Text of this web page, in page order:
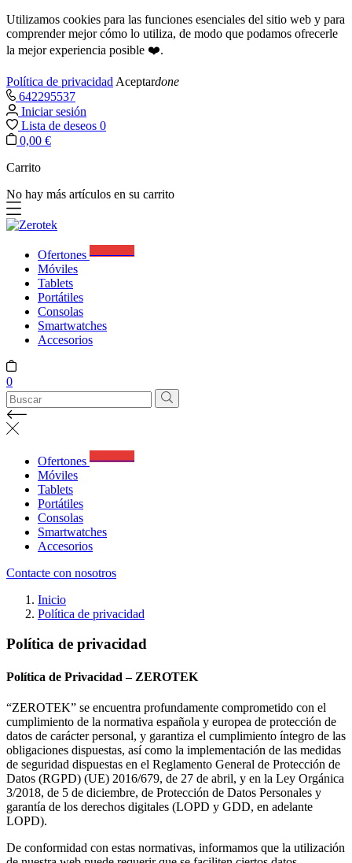
Utilizamos cookies para las funciones esenciales del sitio web y para
comprender mejor cómo lo utiliza, de modo que podamos ofrecerle
la mejor experiencia posible ❤️.
Política de privacidad Aceptardone
642295537
Iniciar sesión
Lista de deseos 0
0,00 €
Carrito
No hay más artículos en su carrito
Ofertones
Móviles
Tablets
Portátiles
Consolas
Smartwatches
Accesorios
0
Ofertones
Móviles
Tablets
Portátiles
Consolas
Smartwatches
Accesorios
Contacte con nosotros
Inicio
Política de privacidad
Política de privacidad
Política de Privacidad – ZEROTEK
“ZEROTEK” se encuentra profundamente comprometido con el
cumplimiento de la normativa española y europea de protección de
datos de carácter personal, y garantiza el cumplimiento íntegro de las
obligaciones dispuestas, así como la implementación de las medidas
de seguridad dispuestas en el Reglamento General de Protección de
Datos (RGPD) (UE) 2016/679, de 27 de abril, y en la Ley Orgánica
3/2018, de 5 de diciembre, de Protección de Datos Personales y
garantía de los derechos digitales (LOPD y GDD, en adelante
LOPD).
De conformidad con estas normativas, informamos que la utilización